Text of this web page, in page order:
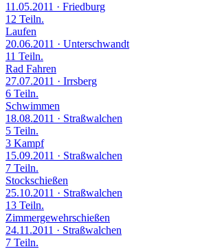
11.05.2011 · Friedburg
12 Teiln.
Laufen
20.06.2011 · Unterschwandt
11 Teiln.
Rad Fahren
27.07.2011 · Irrsberg
6 Teiln.
Schwimmen
18.08.2011 · Straßwalchen
5 Teiln.
3 Kampf
15.09.2011 · Straßwalchen
7 Teiln.
Stockschießen
25.10.2011 · Straßwalchen
13 Teiln.
Zimmergewehrschießen
24.11.2011 · Straßwalchen
7 Teiln.